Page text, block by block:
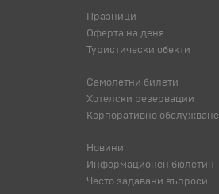
Празници
Оферта на деня
Туристически обекти
Самолетни билети
Хотелски резервации
Корпоративно обслужване
Новини
Информационен бюлетин
Често задавани въпроси